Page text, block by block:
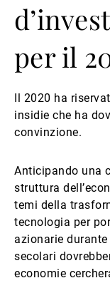
per il
Il 2020 ha
insidie che ha
convinzione.
Anticipando una
struttura
temi della
tecnologia per
azionarie
secolari
economie